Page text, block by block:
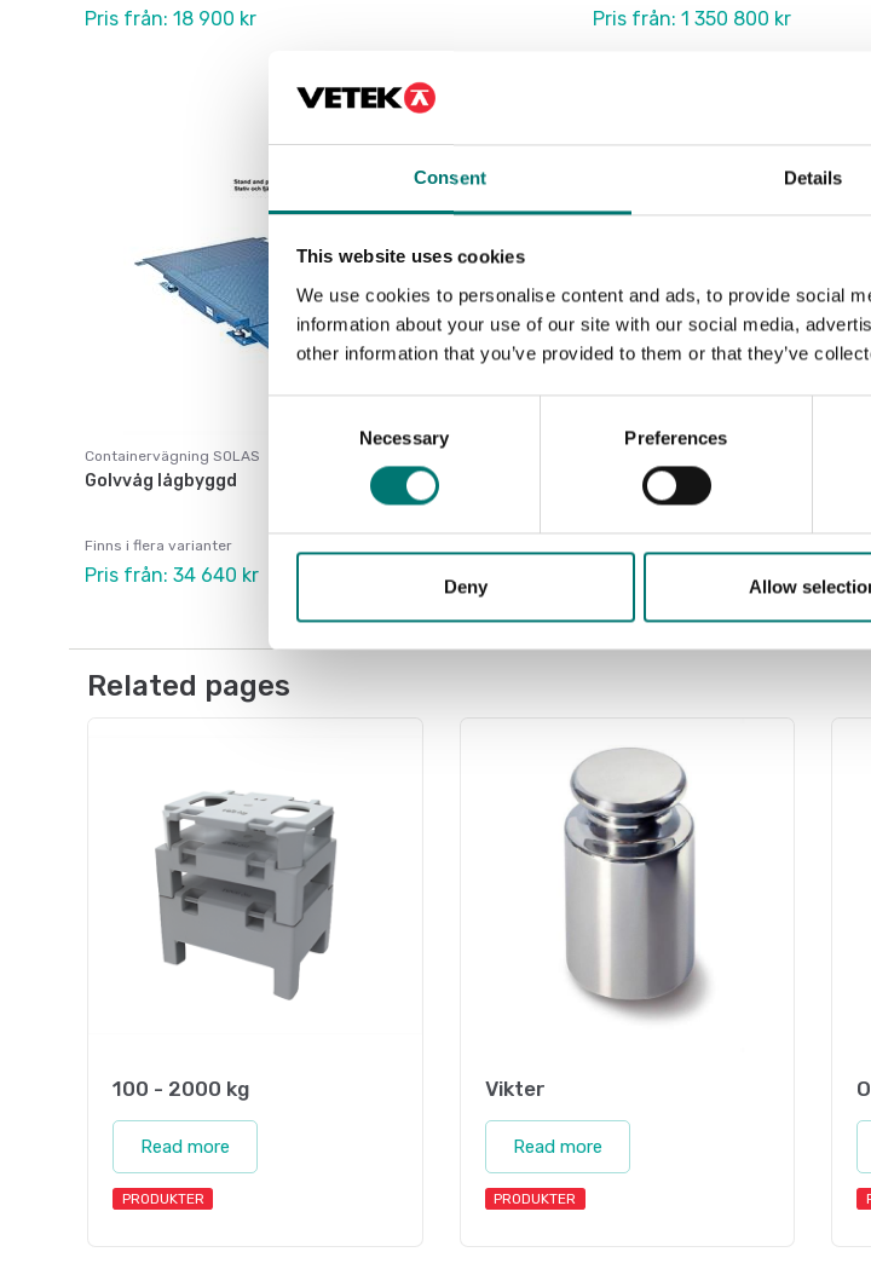
Consent Details
This website uses cookies
We use cookies to personalise content and ads, to provide social
information about your use of our site with our social media,
other information that you’ve provided to them or that they’ve
Necessary Preferences
Deny Allow
Pris från: 18 900 kr Pris från: 1 350 800 kr
Containervägning SOLAS
Golvvåg lågbyggd
Finns i flera varianter
Pris från: 34 640 kr
Golvvågsplattform C6 helt i
Pris från: 83 479 kr
Related pages
100 - 2000 kg
Read more
PRODUKTER
Vikter
Read more
PRODUKTER